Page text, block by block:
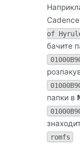
Cadence
of
бачите
папки в
romfs